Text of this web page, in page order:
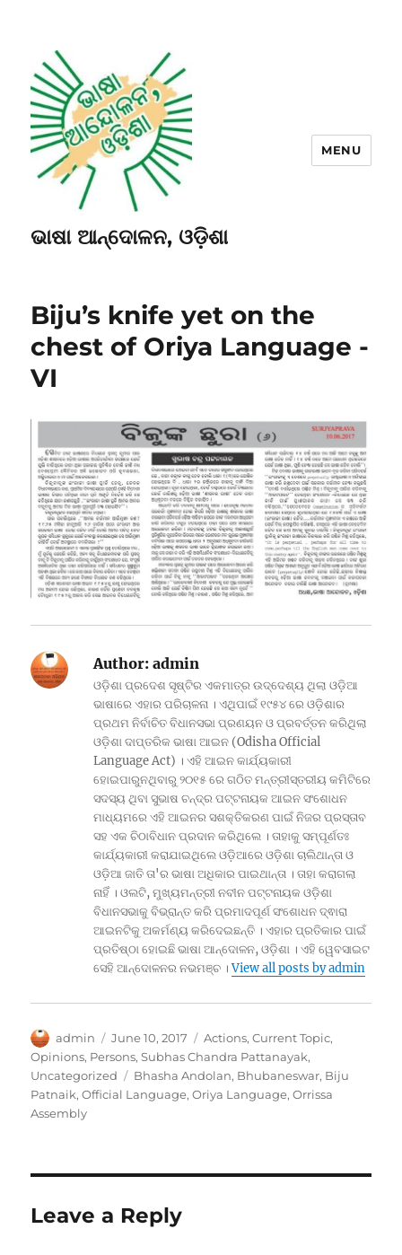
ଭାଷା ଆନ୍ଦୋଳନ, ଓଡ଼ିଶା
MENU
Biju’s knife yet on the
chest of Oriya Language -
VI
Author: admin
ଓଡ଼ିଶା ପ୍ରଦେଶ ସୃଷ୍ଟିର ଏକମାତ୍ର ଉଦ୍ଦେଶ୍ୟ ଥିଲା ଓଡ଼ିଆ
ଭାଷାରେ ଏହାର ପରିଚାଳନା । ଏଥିପାଇଁ ୧୯୫୪ ରେ ଓଡ଼ିଶାର
ପ୍ରଥମ ନିର୍ବାଚିତ ବିଧାନସଭା ପ୍ରଣୟନ ଓ ପ୍ରବର୍ତ୍ତନ କରିଥିଲା
ଓଡ଼ିଶା ଦାପ୍ତରିକ ଭାଷା ଆଇନ (Odisha Official
Language Act) । ଏହି ଆଇନ କାର୍ଯ୍ୟକାରୀ
ହୋଇପାରୁନଥିବାରୁ ୨୦୧୫ ରେ ଗଠିତ ମନ୍ତ୍ରୀସ୍ତରୀୟ କମିଟିରେ
ସଦସ୍ୟ ଥିବା ସୁଭାଷ ଚନ୍ଦ୍ର ପଟ୍ଟନାୟକ ଆଇନ ସଂଶୋଧନ
ମାଧ୍ୟମରେ ଏହି ଆଇନର ସଶକ୍ତିକରଣ ପାଇଁ ନିଜର ପ୍ରସ୍ତାବ
ସହ ଏକ ଚିଠାବିଧାନ ପ୍ରଦାନ କରିଥିଲେ । ତାହାକୁ ସମ୍ପୂର୍ଣତଃ
କାର୍ଯ୍ୟକାରୀ କରାଯାଇଥିଲେ ଓଡ଼ିଆରେ ଓଡ଼ିଶା ଚାଲିଥାନ୍ତା ଓ
ଓଡ଼ିଆ ଜାତି ତା'ର ଭାଷା ଅଧିକାର ପାଇଥାନ୍ତା । ତାହା କରାଗଲା
ନାହିଁ । ଓଲଟି, ମୁଖ୍ୟମନ୍ତ୍ରୀ ନବୀନ ପଟ୍ଟନାୟକ ଓଡ଼ିଶା
ବିଧାନସଭାକୁ ବିଭ୍ରାନ୍ତ କରି ପ୍ରମାଦପୂର୍ଣ ସଂଶୋଧନ ଦ୍ଵାରା
ଆଇନଟିକୁ ଅକର୍ମଣ୍ୟ କରିଦେଇଛନ୍ତି । ଏହାର ପ୍ରତିକାର ପାଇଁ
ପ୍ରତିଷ୍ଠା ହୋଇଛି ଭାଷା ଆନ୍ଦୋଳନ, ଓଡ଼ିଶା । ଏହି ୱେବସାଇଟ
ସେହି ଆନ୍ଦୋଳନର ନଭମଞ୍ଚ ।View all posts by admin
Author
admin
Posted
on
June 10, 2017 Categories
Actions,Current Topic,
Opinions, Persons,Subhas Chandra Pattanayak,
Uncategorized
Tags
Bhasha Andolan, Bhubaneswar, Biju
Patnaik,Official Language,Oriya Language,Orrissa
Assembly
Leave a Reply